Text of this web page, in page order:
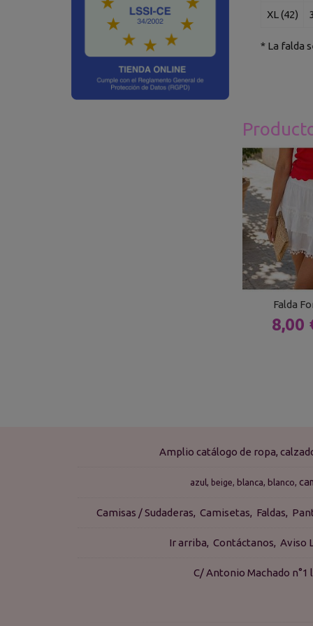
XL (42)
* La falda
Falda
8,00
Amplio catálogo de ropa,
azul beige blanca blanco
Camisas / Sudaderas Camisetas Faldas
Ir arriba Contáctanos Aviso
C/ Antonio Machado n°1